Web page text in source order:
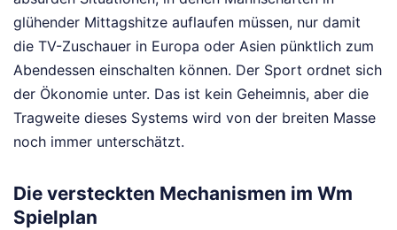
glühender Mittagshitze auflaufen müssen, nur damit
die TV-Zuschauer in Europa oder Asien pünktlich zum
Abendessen einschalten können. Der Sport ordnet sich
der Ökonomie unter. Das ist kein Geheimnis, aber die
Tragweite dieses Systems wird von der breiten Masse
noch immer unterschätzt.
Die versteckten Mechanismen im Wm
Spielplan